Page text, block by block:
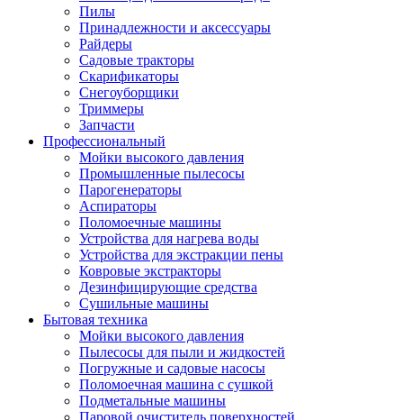
Пилы
Принадлежности и аксессуары
Райдеры
Садовые тракторы
Скарификаторы
Снегоуборщики
Триммеры
Запчасти
Профессиональный
Мойки высокого давления
Промышленные пылесосы
Парогенераторы
Аспираторы
Поломоечные машины
Устройства для нагрева воды
Устройства для экстракции пены
Ковровые экстракторы
Дезинфицирующие средства
Сушильные машины
Бытовая техника
Мойки высокого давления
Пылесосы для пыли и жидкостей
Погружные и садовые насосы
Поломоечная машина с сушкой
Подметальные машины
Паровой очиститель поверхностей